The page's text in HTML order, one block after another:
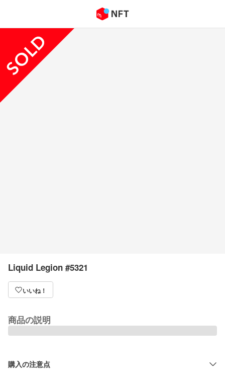
Liquid Legion #5321
いいね！
商品の説明
購入の注意点